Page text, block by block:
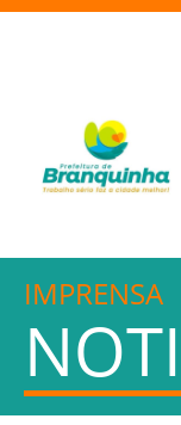
IMPRENSA